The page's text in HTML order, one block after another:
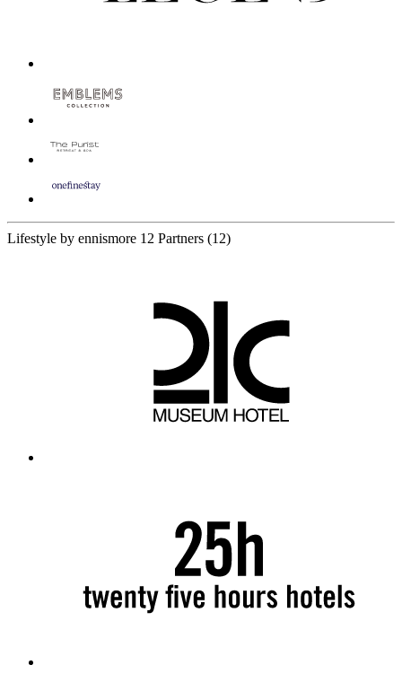
Lifestyle by ennismore 12 Partners (12)